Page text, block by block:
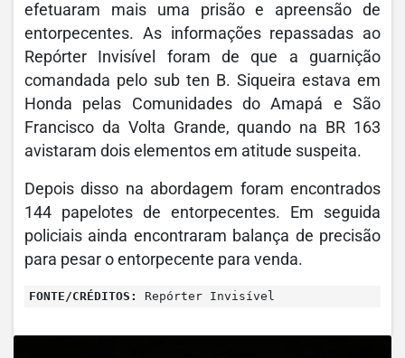
efetuaram mais uma prisão e apreensão de
entorpecentes. As informações repassadas ao
Repórter Invisível foram de que a guarnição
comandada pelo sub ten B. Siqueira estava em
Honda pelas Comunidades do Amapá e São
Francisco da Volta Grande, quando na BR 163
avistaram dois elementos em atitude suspeita.
Depois disso na abordagem foram encontrados
144 papelotes de entorpecentes. Em seguida
policiais ainda encontraram balança de precisão
para pesar o entorpecente para venda.
FONTE/CRÉDITOS: Repórter Invisível